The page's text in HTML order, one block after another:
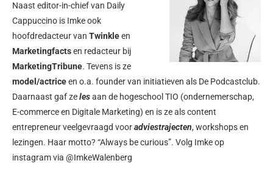
Naast editor-in-chief van Daily
Cappuccino is Imke ook
hoofdredacteur van Twinkleen
Marketingfactsen redacteur bij
MarketingTribune. Tevens is ze
model/actriceen o.a. founder van initiatieven als De Podcastclub.
Daarnaast gaf zelesaan de hogeschool TIO (ondernemerschap,
E-commerce en Digitale Marketing) en is ze als content
entrepreneur veelgevraagd vooradviestrajecten, workshops en
lezingen. Haar motto? “Always be curious”. Volg Imke op
instagram via @ImkeWalenberg